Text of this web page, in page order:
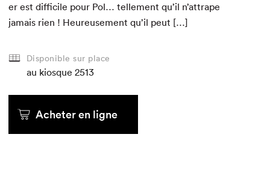
au kiosque
Acheter en ligne
Acheter
er est dif­fi­cile pour Pol… telle­ment qu’il n’attrape
jamais rien ! Heureuse­ment qu’il peut […]
Disponible sur place
au kiosque 2513
Acheter en ligne
Acheter
au kiosque
Acheter en ligne
Acheter